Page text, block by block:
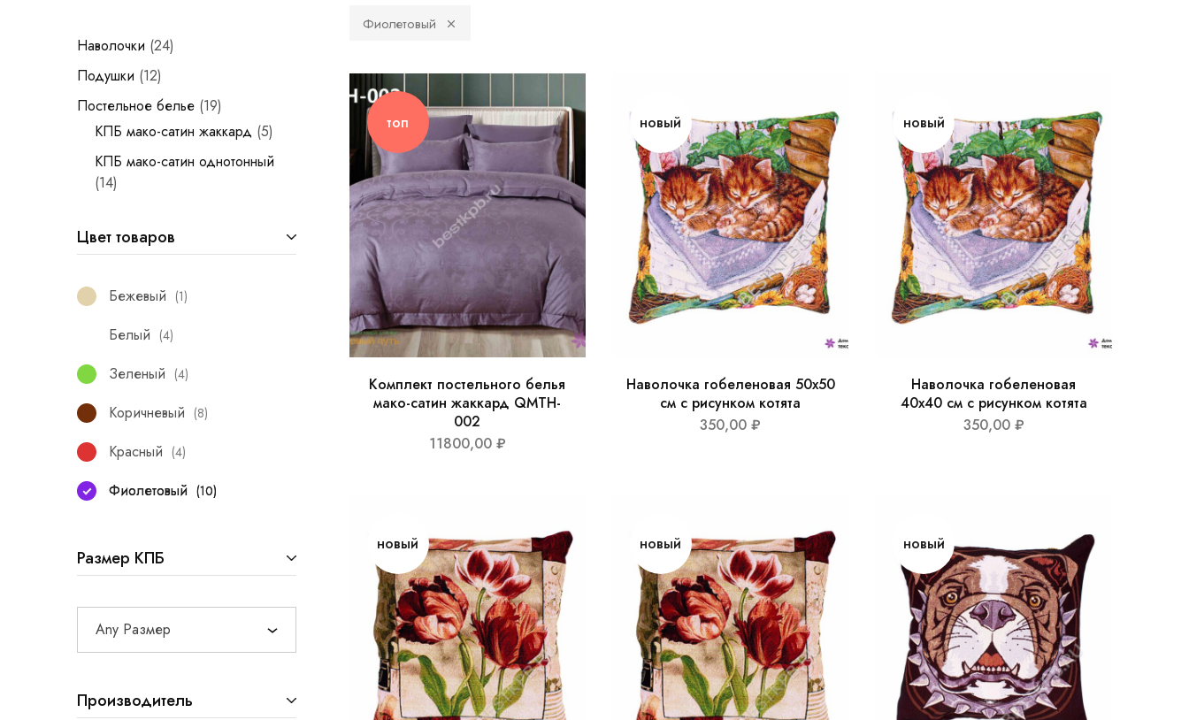
Фиолетовый
топ
Комплект постельного белья
мако-сатин жаккард QMTH-
002
11800,00 ₽
новый
Наволочка гобеленовая 50х50
см с рисунком котята
350,00₽
новый
Наволочка гобеленовая
40х40 см с рисунком котята
350,00 ₽
новый новый новый
Наволочки 24
Подушки 12
Постельное белье 19
КПБ мако-сатин жаккард 5
КПБ мако-сатин однотонный
14
Цвет товаров
Бежевый 1
Белый 4
Зеленый 4
Коричневый 8
Красный 4
Фиолетовый 10
Размер КПБ
Any Размер
Производитель